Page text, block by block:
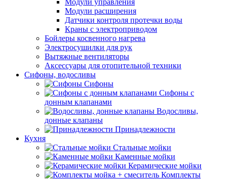
Модули управления
Модули расширения
Датчики контроля протечки воды
Краны с электроприводом
Бойлеры косвенного нагрева
Электросушилки для рук
Вытяжные вентиляторы
Аксессуары для отопительной техники
Сифоны, водосливы
Сифоны
Сифоны с
донным клапанами
Водосливы,
донные клапаны
Принадлежности
Кухня
Стальные мойки
Каменные мойки
Керамические мойки
Комплекты